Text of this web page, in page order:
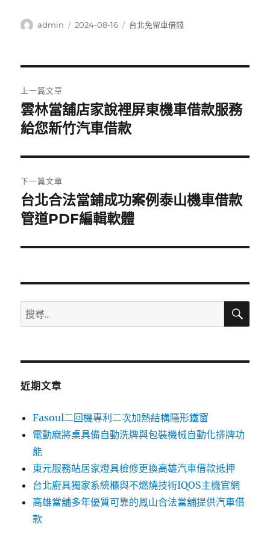
作
admin
發
2024-08-16
分
台北免留車借錢
章
導
覽
上一篇文章
上
一
文
章:
雲林當舖店家說裡屏東機車借款服務
給您新竹汽車借款
下一篇文章
下
一
文
台北合法當鋪成功案例泰山機車借款
管道PDF編輯軟體
搜
尋
鍵
搜
近期文章
Fasoul二回機專利二次加熱結構隱形鐵窗
電動麻將桌具備自動洗牌與包裝機械自動化排牌功
能
東元服務站居家燈具檢修更換高雄汽車借款抵押
台北廚具獨家系統櫃與不燃燒技術IQOS主機官網
高雄當舖多年優質可靠的鳳山合法當舖提供汽車借
款